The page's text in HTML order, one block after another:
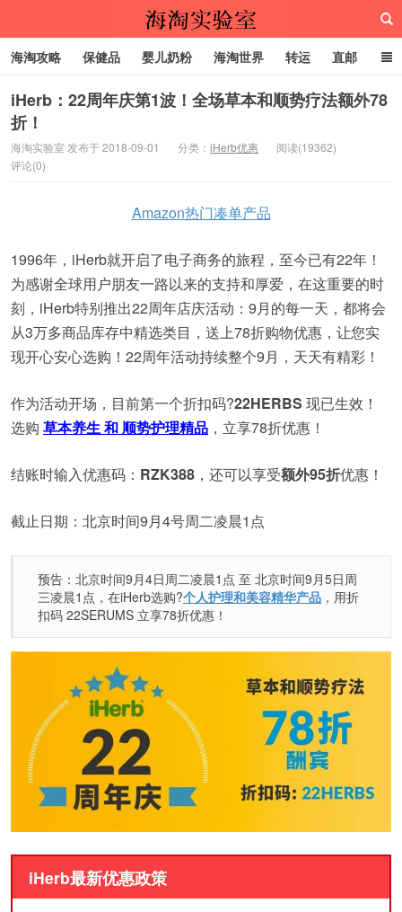
海淘实验室
海淘攻略 保健品 婴儿奶粉 海淘世界 转运 直邮
代购服务
iHerb：22周年庆第1波！全场草本和顺势疗法额外78
折！
海淘实验室 发布于 2018-09-01 分类： iHerb优惠
阅读(19362)
评论(0)
Amazon热门凑单产品
1996年，iHerb就开启了电子商务的旅程，至今已有22年！
为感谢全球用户朋友一路以来的支持和厚爱，在这重要的时
刻，iHerb特别推出22周年店庆活动：9月的每一天，都将会
从3万多商品库存中精选类目，送上78折购物优惠，让您实
现开心安心选购！22周年活动持续整个9月，天天有精彩！
作为活动开场，目前第一个折扣码?22HERBS 现已生效！
选购 草本养生 和 顺势护理精品 ，立享78折优惠！
结账时输入优惠码： RZK388 ，还可以享受额外95折优惠！
截止日期：北京时间9月4号周二凌晨1点
预告：北京时间9月4日周二凌晨1点 至 北京时间9月5日周
三凌晨1点，在iHerb选购?个人护理和美容精华产品 ，用折
扣码 22SERUMS 立享78折优惠！
iHerb最新优惠政策